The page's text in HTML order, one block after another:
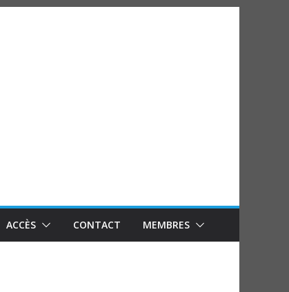
ACCÈS CONTACT MEMBRES